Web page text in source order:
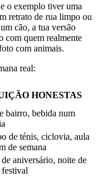
o exemplo tiver uma
retrato de rua limpo ou
cão, a tua versão
com quem realmente
com animais.
real:
HONESTAS
bairro, bebida num
de ténis, ciclovia, aula
de semana
aniversário, noite de